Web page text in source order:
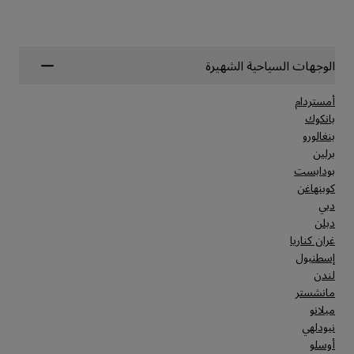
الوجهات السياحية الشهيرة
أمستردام
بانكوك
بنغالورو
برلين
بودابست
كوبنهاغن
دبي
دبلن
غران كناريا
إسطنبول
لندن
مانشستر
ميلانو
نيودلهي
أوسلو